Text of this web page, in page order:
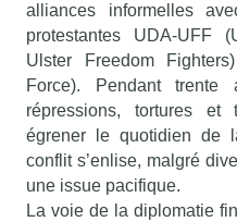
alliances informelles
protestantes UDA-UFF
Ulster Freedom
Force). Pendant trente
répressions, tortures et
égrener le quotidien de
conflit s’enlise, malgré
une issue pacifique.
La voie de la diplomatie